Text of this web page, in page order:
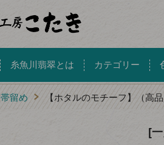
糸魚川翡翠とは カテゴリー
帯留め 【ホタルのモチーフ】（高
[